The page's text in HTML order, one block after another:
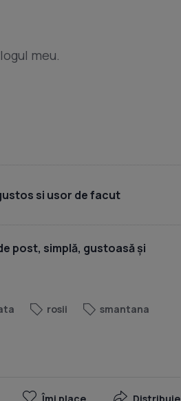
meu.
si usor de facut
post, simplă, gustoasă și
rosii
smantana